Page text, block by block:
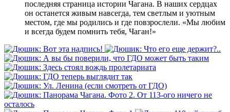
последняя страница истории Чагана. В наших сердцах
он останется живым навсегда, тем светлым и уютным
местом, где мы родились и где повзрослели. «Мы любим
и всегда будем помнить тебя, Чаган!»